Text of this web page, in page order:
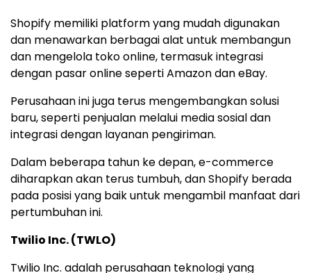
Shopify memiliki platform yang mudah digunakan
dan menawarkan berbagai alat untuk membangun
dan mengelola toko online, termasuk integrasi
dengan pasar online seperti Amazon dan eBay.
Perusahaan ini juga terus mengembangkan solusi
baru, seperti penjualan melalui media sosial dan
integrasi dengan layanan pengiriman.
Dalam beberapa tahun ke depan, e-commerce
diharapkan akan terus tumbuh, dan Shopify berada
pada posisi yang baik untuk mengambil manfaat dari
pertumbuhan ini.
Twilio Inc. (TWLO)
Twilio Inc. adalah perusahaan teknologi yang